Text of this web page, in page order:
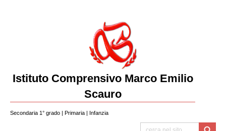
Istituto Comprensivo Marco Emilio
Scauro
Secondaria 1° grado | Primaria | Infanzia